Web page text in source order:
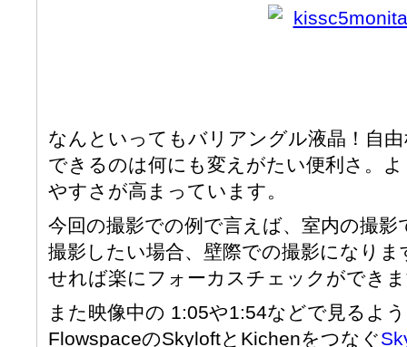
なんといってもバリアングル液晶！自
できるのは何にも変えがたい便利さ。
やすさが高まっています。
今回の撮影での例で言えば、室内の撮
撮影したい場合、壁際での撮影になり
せれば楽にフォーカスチェックができ
また映像中の 1:05や1:54などで見るよ
FlowspaceのSkyloftとKichenをつなぐ